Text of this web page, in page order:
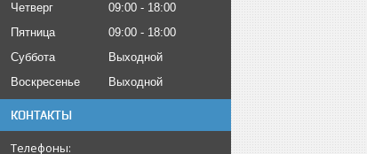
Четверг
09:00
18:00
Пятница
09:00
18:00
Суббота
Выходной
Воскресенье
Выходной
КОНТАКТЫ